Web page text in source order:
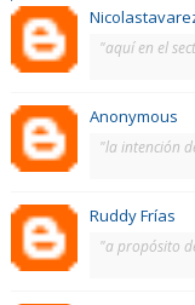
"aquí en el
Anonymous
"la intención
Ruddy Frías
"a propósito